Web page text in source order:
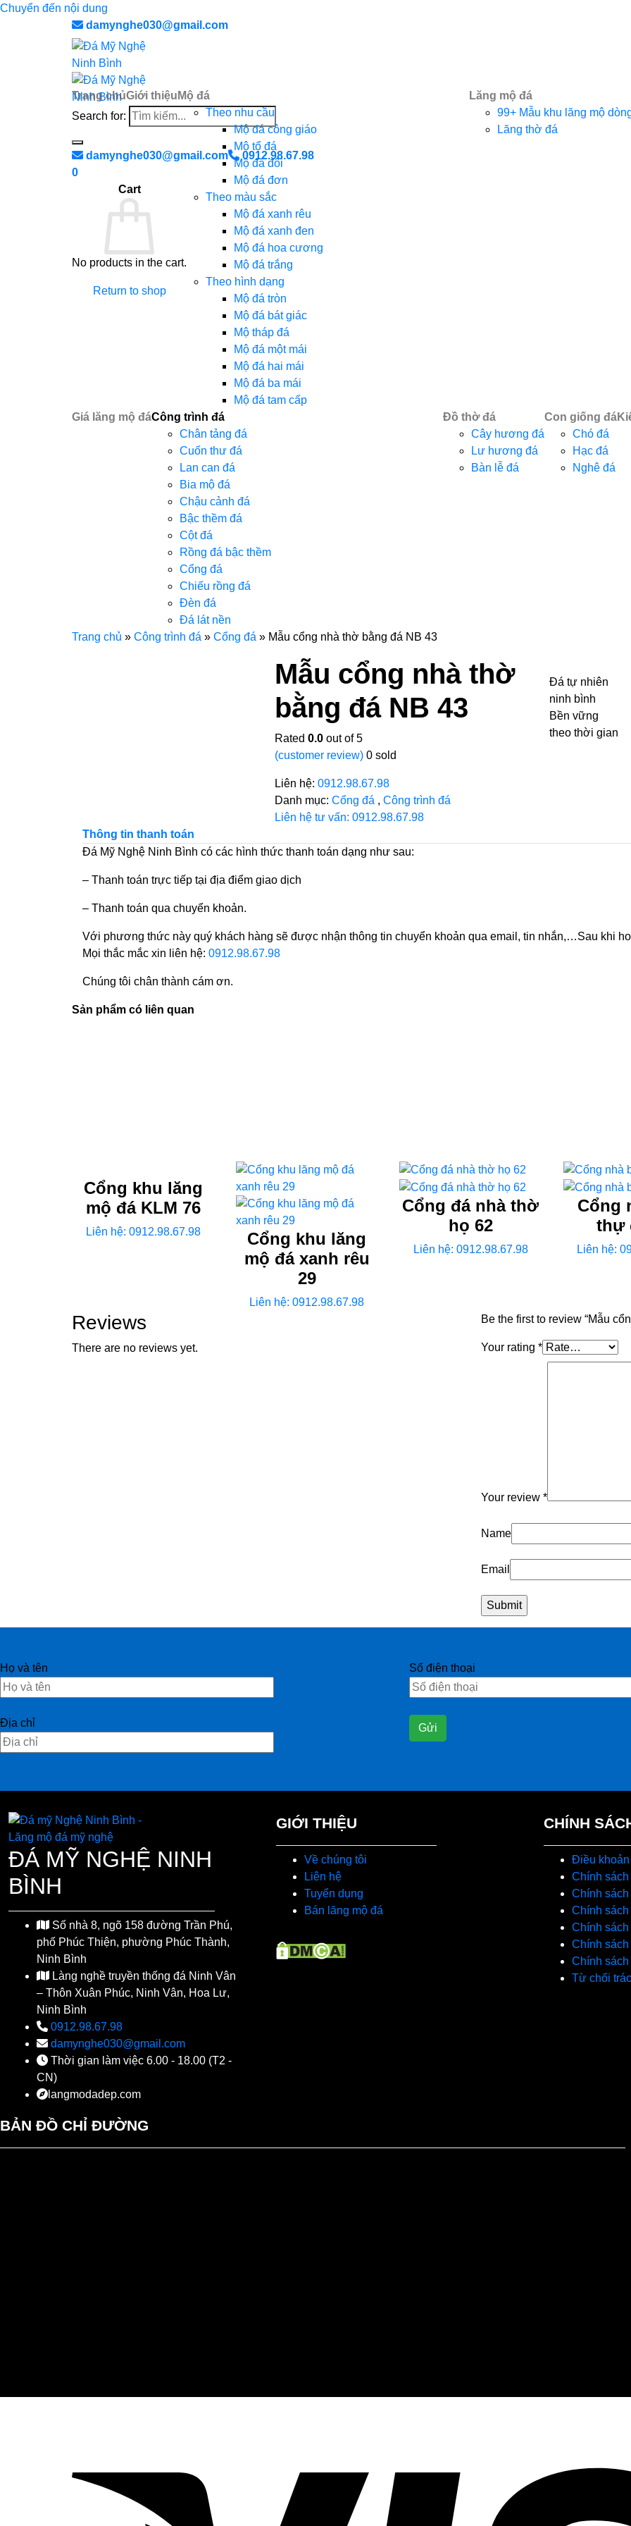
Chuyển đến nội dung
damynghe030@gmail.com
Search for:
damynghe030@gmail.com
0912.98.67.98
0
Cart
No products in the cart.
Return to shop
Trang chủGiới thiệu Mộ đá
Theo nhu cầu
Mộ đá công giáo
Mộ tổ đá
Mộ đá đôi
Mộ đá đơn
Theo màu sắc
Mộ đá xanh rêu
Mộ đá xanh đen
Mộ đá hoa cương
Mộ đá trắng
Theo hình dạng
Mộ đá tròn
Mộ đá bát giác
Mộ tháp đá
Mộ đá một mái
Mộ đá hai mái
Mộ đá ba mái
Mộ đá tam cấp
Lăng mộ đá
99+ Mẫu khu lăng mộ
Lăng thờ đá
Giá lăng mộ đáCông trình đá
Chân tảng đá
Cuốn thư đá
Lan can đá
Bia mộ đá
Chậu cảnh đá
Bậc thềm đá
Cột đá
Rồng đá bậc thềm
Cổng đá
Chiếu rồng đá
Đèn đá
Đá lát nền
Đồ thờ đá
Cây hương đá
Lư hương đá
Bàn lễ đá
Con giống đá
Chó đá
Hạc đá
Nghê đá
Trang chủ » Công trình đá » Cổng đá » Mẫu cổng nhà thờ bằng đá NB 43
Mẫu cổng nhà thờ
bằng đá NB 43
Rated 0.0 out of 5
(customer review) 0 sold
Liên hệ: 0912.98.67.98
Danh mục: Cổng đá , Công trình đá
Liên hệ tư vấn: 0912.98.67.98
Đá tự nhiên
ninh bình
Bền vững
theo thời gian
Thông tin thanh toán
Đá Mỹ Nghệ Ninh Bình có các hình thức thanh toán dạng như sau:
– Thanh toán trực tiếp tại địa điểm giao dịch
– Thanh toán qua chuyển khoản.
Với phương thức này quý khách hàng sẽ được nhận thông tin chuyển khoản qua email, tin nhắn,…Sau khi
Mọi thắc mắc xin liên hệ: 0912.98.67.98
Chúng tôi chân thành cám ơn.
Sản phẩm có liên quan
Cổng khu lăng
mộ đá KLM 76
Liên hệ: 0912.98.67.98
Cổng khu lăng
mộ đá xanh rêu
29
Liên hệ: 0912.98.67.98
Cổng đá nhà thờ
họ 62
Liên hệ: 0912.98.67.98
Cổng
thự
Liên hệ:
Reviews
There are no reviews yet.
Be the first to review “Mẫu
Your rating*
Your review*
Name
Email
Họ và tên Số điện thoại
Địa chỉ
ĐÁ MỸ NGHỆ NINH
BÌNH
Số nhà 8, ngõ 158 đường Trần Phú,
phố Phúc Thiện, phường Phúc Thành,
Ninh Bình
Làng nghề truyền thống đá Ninh Vân
– Thôn Xuân Phúc, Ninh Vân, Hoa Lư,
Ninh Bình
0912.98.67.98
damynghe030@gmail.com
Thời gian làm việc 6.00 - 18.00 (T2 -
CN)
langmodadep.com
GIỚI THIỆU
Về chúng tôi
Liên hệ
Tuyển dụng
Bán lăng mộ đá
CHÍNH
Điều
Chính sách
Chính sách
Chính sách
Chính
Chính
Chính
Từ chối
BẢN ĐỒ CHỈ ĐƯỜNG